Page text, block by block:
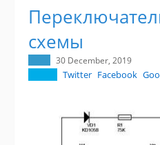
схемы
30 December, 2019
Twitter Facebook